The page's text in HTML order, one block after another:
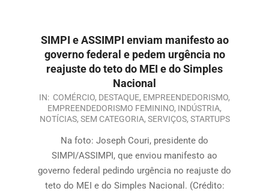
SIMPI e ASSIMPI enviam manifesto ao
governo federal e pedem urgência no
reajuste do teto do MEI e do Simples
Nacional
IN: COMÉRCIO, DESTAQUE, EMPREENDEDORISMO,
EMPREENDEDORISMO FEMININO, INDÚSTRIA,
NOTÍCIAS, SEM CATEGORIA, SERVIÇOS, STARTUPS
Na foto: Joseph Couri, presidente do
SIMPI/ASSIMPI, que enviou manifesto ao
governo federal pedindo urgência no reajuste do
teto do MEI e do Simples Nacional. (Crédito: